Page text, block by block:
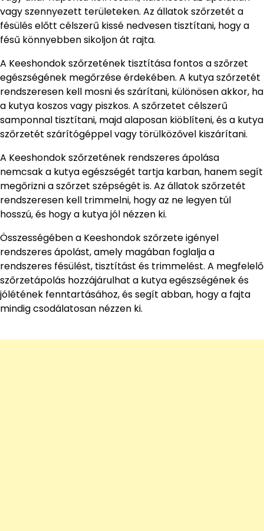
vagy szennyezett területeken. Az állatok szőrzetét a
fésülés előtt célszerű kissé nedvesen tisztítani, hogy a
fésű könnyebben sikoljon át rajta.
A Keeshondok szőrzetének tisztítása fontos a szőrzet
egészségének megőrzése érdekében. A kutya szőrzetét
rendszeresen kell mosni és szárítani, különösen akkor, ha
a kutya koszos vagy piszkos. A szőrzetet célszerű
samponnal tisztítani, majd alaposan kiöblíteni, és a kutya
szőrzetét szárítógéppel vagy törülközővel kiszárítani.
A Keeshondok szőrzetének rendszeres ápolása
nemcsak a kutya egészségét tartja karban, hanem segít
megőrizni a szőrzet szépségét is. Az állatok szőrzetét
rendszeresen kell trimmelni, hogy az ne legyen túl
hosszú, és hogy a kutya jól nézzen ki.
Összességében a Keeshondok szőrzete igényel
rendszeres ápolást, amely magában foglalja a
rendszeres fésülést, tisztítást és trimmelést. A megfelelő
szőrzetápolás hozzájárulhat a kutya egészségének és
jólétének fenntartásához, és segít abban, hogy a fajta
mindig csodálatosan nézzen ki.